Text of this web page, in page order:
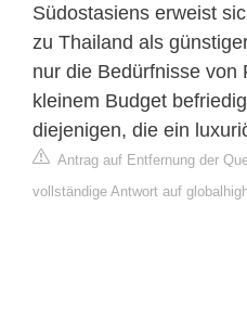
Südostasiens erweist
zu Thailand als
nur die Bedürfnisse von
kleinem Budget
diejenigen, die ein
Antrag auf Entfernung der
vollständige Antwort auf